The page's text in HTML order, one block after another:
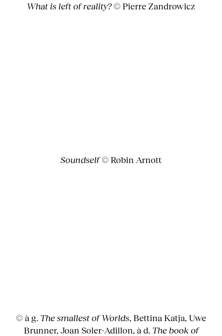
What is left of reality?© Pierre Zandrowicz
Soundself© Robin Arnott
© à g. The smallest of Worlds, Bettina Katja, Uwe
Brunner, Joan Soler-Adillon, à d. The book of